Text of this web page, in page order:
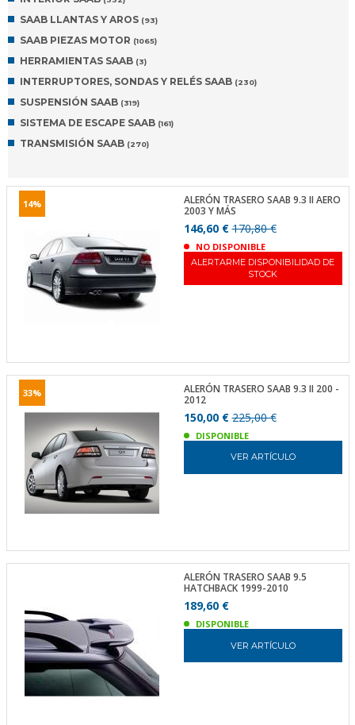
SAAB LLANTAS Y AROS (93)
SAAB PIEZAS MOTOR (1065)
HERRAMIENTAS SAAB (3)
INTERRUPTORES, SONDAS Y RELÉS SAAB (230)
SUSPENSIÓN SAAB (319)
SISTEMA DE ESCAPE SAAB (161)
TRANSMISIÓN SAAB (270)
14%
ALERÓN TRASERO SAAB 9.3 II AERO
2003 Y MÁS
146,60 €170,80 €
NO DISPONIBLE
ALERTARME DISPONIBILIDAD DE
STOCK
33%
ALERÓN TRASERO SAAB 9.3 II 200 -
2012
150,00 €225,00 €
DISPONIBLE
VER ARTÍCULO
ALERÓN TRASERO SAAB 9.5
HATCHBACK 1999-2010
189,60 €
DISPONIBLE
VER ARTÍCULO